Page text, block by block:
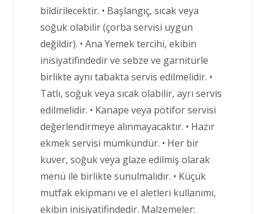
bildirilecektir. • Başlangıç, sıcak veya
soğuk olabilir (çorba servisi uygun
değildir). • Ana Yemek tercihi, ekibin
inisiyatifindedir ve sebze ve garnitürle
birlikte aynı tabakta servis edilmelidir. •
Tatlı, soğuk veya sıcak olabilir, ayrı servis
edilmelidir. • Kanape veya pötifor servisi
değerlendirmeye alınmayacaktır. • Hazır
ekmek servisi mümkündür. • Her bir
kuver, soğuk veya glaze edilmiş olarak
menü ile birlikte sunulmalıdır. • Küçük
mutfak ekipmanı ve el aletleri kullanımı,
ekibin inisiyatifindedir. Malzemeler: